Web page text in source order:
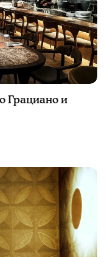
Грациано и